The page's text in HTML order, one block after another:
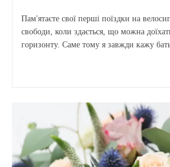
Пам'ятаєте свої перші поїздки на
свободи, коли здається, що можна
горизонту. Саме тому я завжди кажу